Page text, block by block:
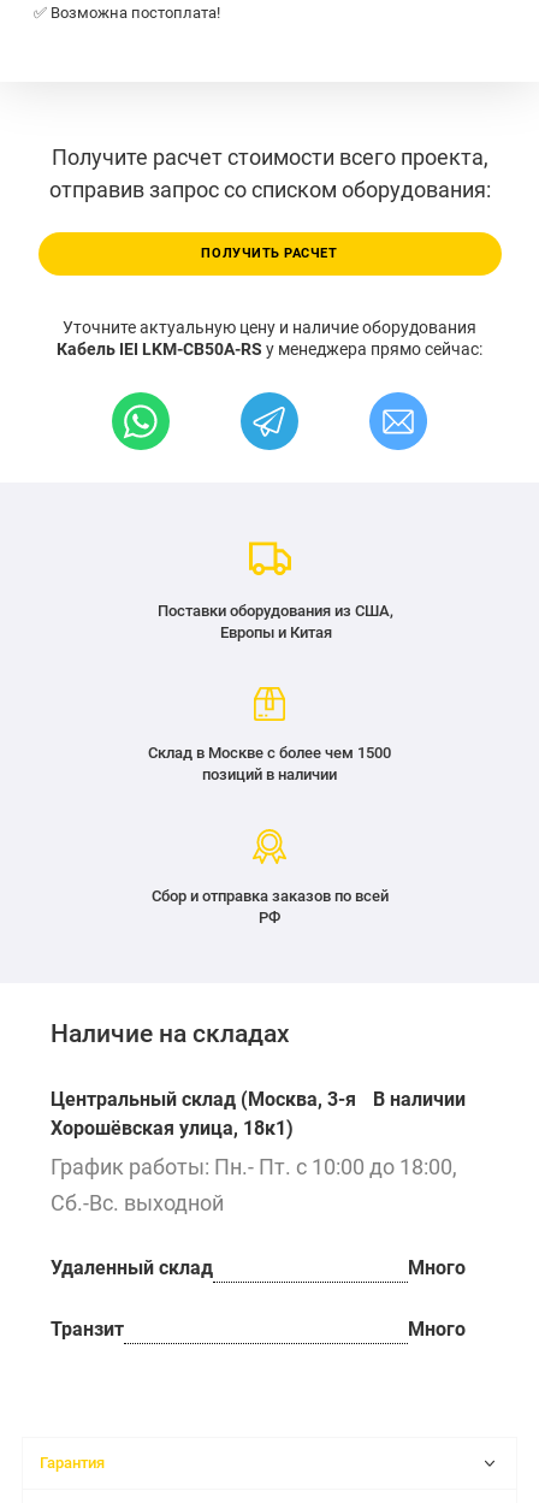
✅ Возможна постоплата!
Получите расчет стоимости всего проекта,
отправив запрос со списком оборудования:
ПОЛУЧИТЬ РАСЧЕТ
Уточните актуальную цену и наличие оборудования
Кабель IEI LKM-CB50A-RS у менеджера прямо сейчас:
Поставки оборудования из США,
Европы и Китая
Склад в Москве с более чем 1500
позиций в наличии
Сбор и отправка заказов по всей
РФ
Наличие на складах
Центральный склад (Москва, 3-я
Хорошёвская улица, 18к1)
В наличии
График работы: Пн.- Пт. с 10:00 до 18:00,
Сб.-Вс. выходной
Удаленный склад Много
Транзит Много
Гарантия